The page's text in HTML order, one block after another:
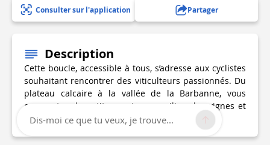
Consulter sur l'application Partager
Description
Cette boucle, accessible à tous, s’adresse aux cyclistes
souhaitant rencontrer des viticulteurs passionnés. Du
plateau calcaire à la vallée de la Barbanne, vous
empruntez de petites routes au milieu des vignes et
loin du trafic routier.
Dis-moi ce que tu veux, je trouve...